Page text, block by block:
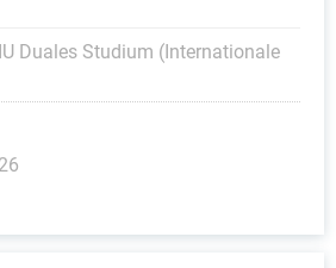
Duales Studium (Internationale